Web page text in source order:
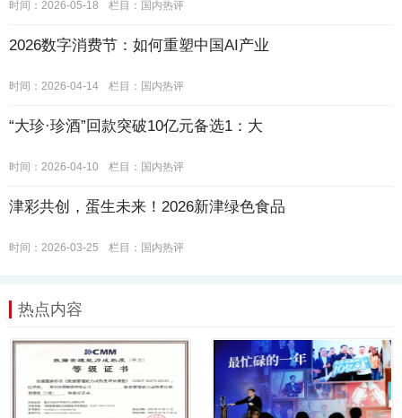
时间：2026-05-18 栏目： 国内热评
2026数字消费节：如何重塑中国AI产业
时间：2026-04-14 栏目： 国内热评
“大珍·珍酒”回款突破10亿元备选1：大
时间：2026-04-10 栏目： 国内热评
津彩共创，蛋生未来！2026新津绿色食品
时间：2026-03-25 栏目： 国内热评
热点内容